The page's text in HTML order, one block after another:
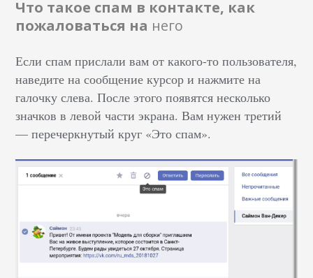
Что такое спам в контакте, как
пожаловаться на него
Если спам прислали вам от какого-то пользователя,
наведите на сообщение курсор и нажмите на
галочку слева. После этого появятся несколько
значков в левой части экрана. Вам нужен третий
–– перечеркнутый круг «Это спам».